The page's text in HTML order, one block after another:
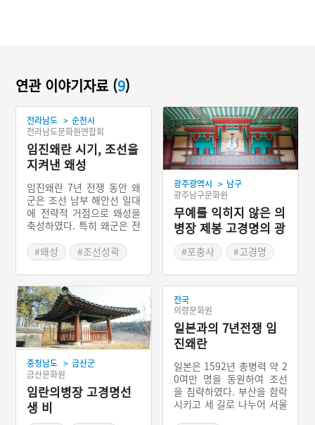
연관 이야기자료 (9)
전라남도 > 순천시
전라남도문화원연합회
임진왜란 시기, 조선을
지켜낸 왜성
임진왜란 7년 전쟁 동안 왜
군은 조선 남부 해안선 일대
에 전략적 거점으로 왜성을
축성하였다. 특히 왜군은 전
을 따라 왜성을 짓기 시작하
여 장기전에 돌입하였다. 당
시 도산성이라 불린 울산 왜
성을 지은 지휘관은 청적(淸
敵)이라 불린 가등청정이었
다. 당시 왜군 지휘관 가등
청정은 서생포왜성, 흑전장
정은 기장왜성, 소서행장은
순천왜성을 건축하였다. 현
재 한국에 남아 있는 왜성은
20곳 이상이며 경상남도의
해안가에 집중적으로 분포
되어 있고 전라남도에도 순
천성이 있다.
#왜성 #조선성곽
광주광역시 > 남구
광주남구문화원
무예를 익히지 않은 의
병장 제봉 고경명의 광
주 포충사
#포충사
#고경명
#광주 가볼만한곳
충청남도 > 금산군
금산문화원
임란의병장 고경명선
생 비
전국
의령문화원
일본과의 7년전쟁 임
진왜란
일본은 1592년 총병력 약 2
0여만 명을 동원하여 조선
을 침략하였다. 부산을 함락
시키고 세 길로 나누어 서울